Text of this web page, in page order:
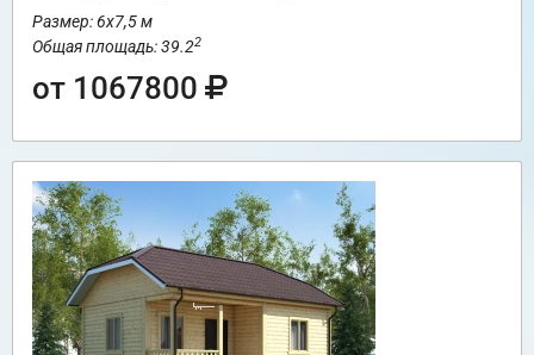
Размер: 6х7,5 м
Общая площадь: 39.22
от 1067800